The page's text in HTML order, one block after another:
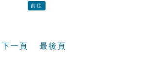
前往
下一頁 最後頁